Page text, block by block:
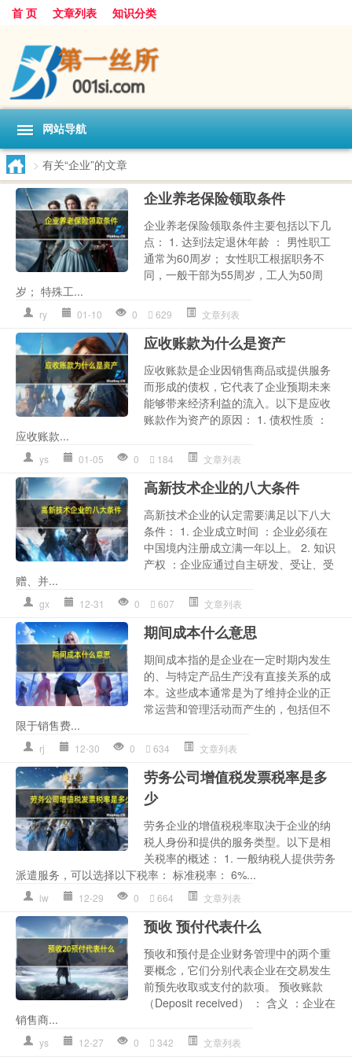
首 页 文章列表 知识分类
网站导航
> 有关“企业”的文章
企业养老保险领取条件
企业养老保险领取条件主要包括以下几
点： 1. 达到法定退休年龄 ： 男性职工
通常为60周岁； 女性职工根据职务不
同，一般干部为55周岁，工人为50周
岁； 特殊工...
ry 01-10 0 629 文章列表
应收账款为什么是资产
应收账款是企业因销售商品或提供服务
而形成的债权，它代表了企业预期未来
能够带来经济利益的流入。以下是应收
账款作为资产的原因： 1. 债权性质 ：
应收账款...
ys 01-05 0 184 文章列表
高新技术企业的八大条件
高新技术企业的认定需要满足以下八大
条件： 1. 企业成立时间 ：企业必须在
中国境内注册成立满一年以上。 2. 知识
产权 ：企业应通过自主研发、受让、受
赠、并...
gx 12-31 0 607 文章列表
期间成本什么意思
期间成本指的是企业在一定时期内发生
的、与特定产品生产没有直接关系的成
本。这些成本通常是为了维持企业的正
常运营和管理活动而产生的，包括但不
限于销售费...
rj 12-30 0 634 文章列表
劳务公司增值税发票税率是多
少
劳务企业的增值税税率取决于企业的纳
税人身份和提供的服务类型。以下是相
关税率的概述： 1. 一般纳税人提供劳务
派遣服务，可以选择以下税率： 标准税率： 6%...
lw 12-29 0 664 文章列表
预收 预付代表什么
预收和预付是企业财务管理中的两个重
要概念，它们分别代表企业在交易发生
前预先收取或支付的款项。 预收账款
（Deposit received） ： 含义 ：企业在
销售商...
ys 12-27 0 342 文章列表